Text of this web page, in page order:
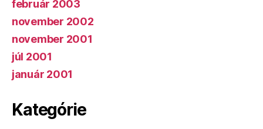
február 2003
november 2002
november 2001
júl 2001
január 2001
Kategórie